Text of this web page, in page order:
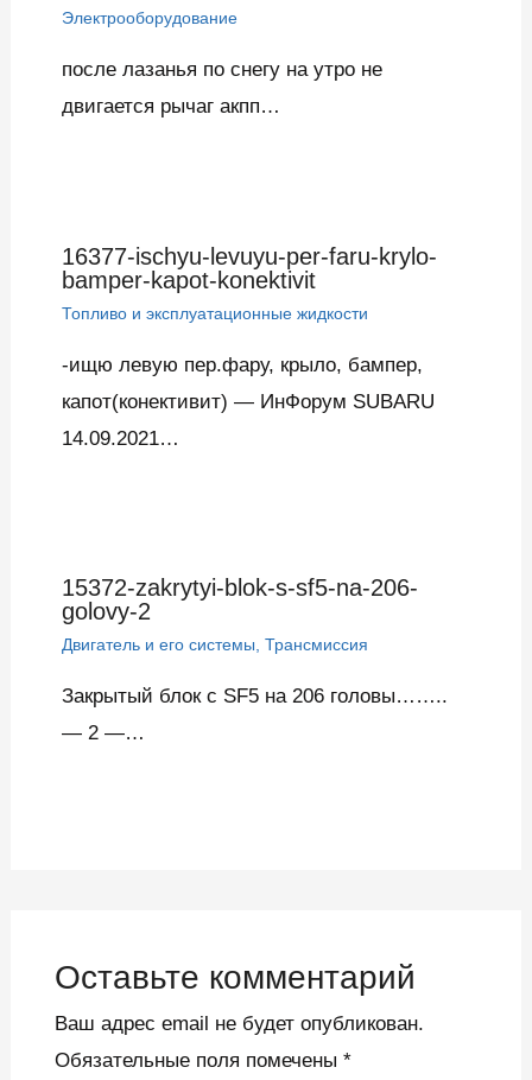
Электрооборудование
после лазанья по снегу на утро не
двигается рычаг акпп…
16377-ischyu-levuyu-per-faru-krylo-
bamper-kapot-konektivit
Топливо и эксплуатационные жидкости
-ищю левую пер.фару, крыло, бампер,
капот(конективит) — ИнФорум SUBARU
14.09.2021…
15372-zakrytyi-blok-s-sf5-na-206-
golovy-2
Двигатель и его системы Трансмиссия
Закрытый блок с SF5 на 206 головы……..
— 2 —…
Оставьте комментарий
Ваш адрес email не будет опубликован.
Обязательные поля помечены *